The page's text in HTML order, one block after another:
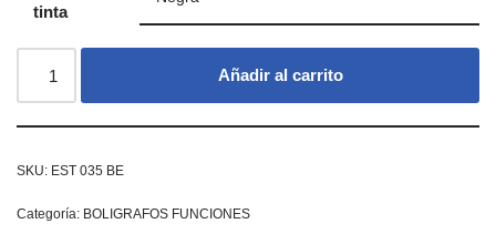
tinta
Añadir al carrito
SKU: EST 035 BE
Categoría: BOLIGRAFOS FUNCIONES